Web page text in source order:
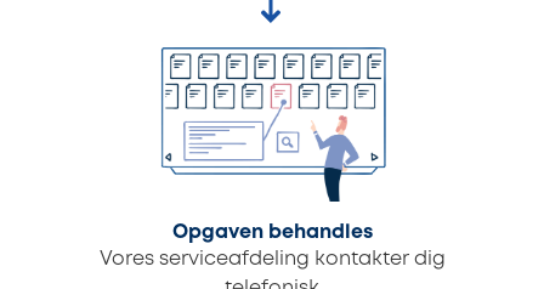
Opgaven behandles
Vores serviceafdeling kontakter dig